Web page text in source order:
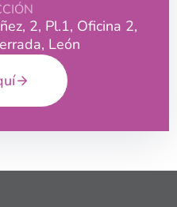
2, Pl.1, Oficina 2,
León